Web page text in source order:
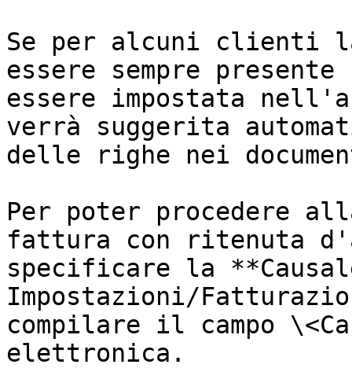
Se per alcuni clienti
essere sempre
essere impostata
verrà suggerita
delle righe nei
Per poter procedere
fattura con ritenuta
specificare la
Impostazioni/
compilare il campo
elettronica.